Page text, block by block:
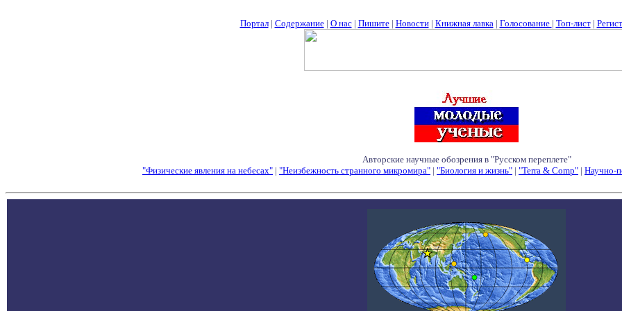
Портал| Содержание| О нас| Пишите| Новости| Книжная лавка| Голосование | Топ-лист|
Авторские научные обозрения в "Русском переплете"
"Физические явления на небесах" | "Неизбежность странного микромира" | "Биология и жизнь" | "Terra & Comp" | Научно-